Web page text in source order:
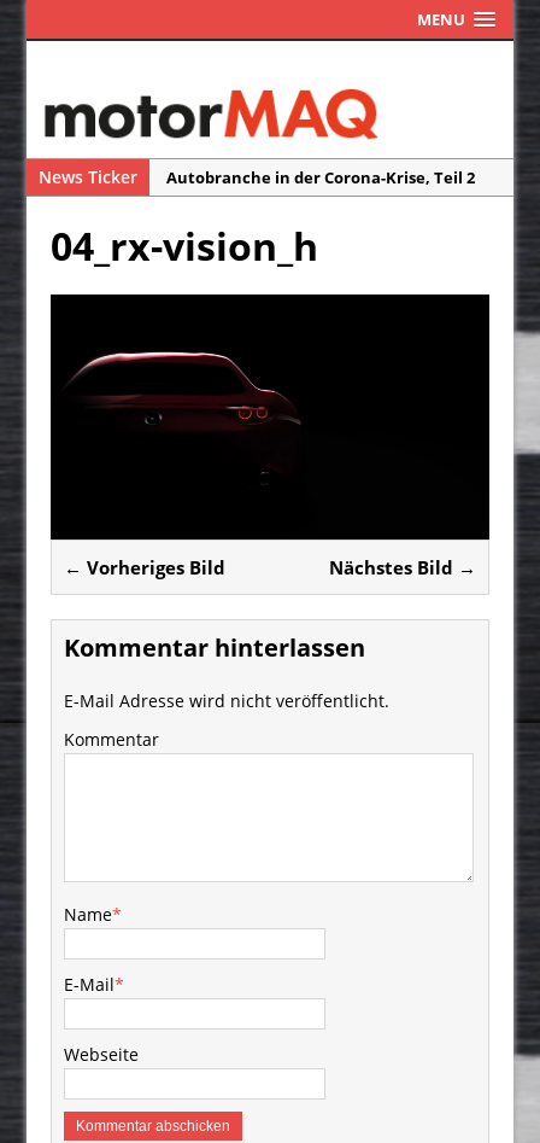
MENU
News Ticker
Autobranche in der Corona-Krise, Teil 2
Das Assistenzsystem ISA macht Blitzer
Neuwagen-Ausstattung – weniger Extras
durch Corona?
04_rx-vision_h
← Vorheriges Bild Nächstes Bild →
Kommentar hinterlassen
E-Mail Adresse wird nicht veröffentlicht.
Kommentar
Name*
E-Mail*
Webseite